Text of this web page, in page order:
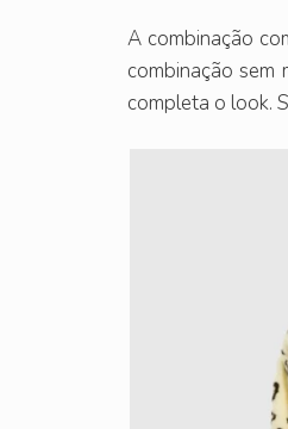
A combinação
combinação sem
completa o look.